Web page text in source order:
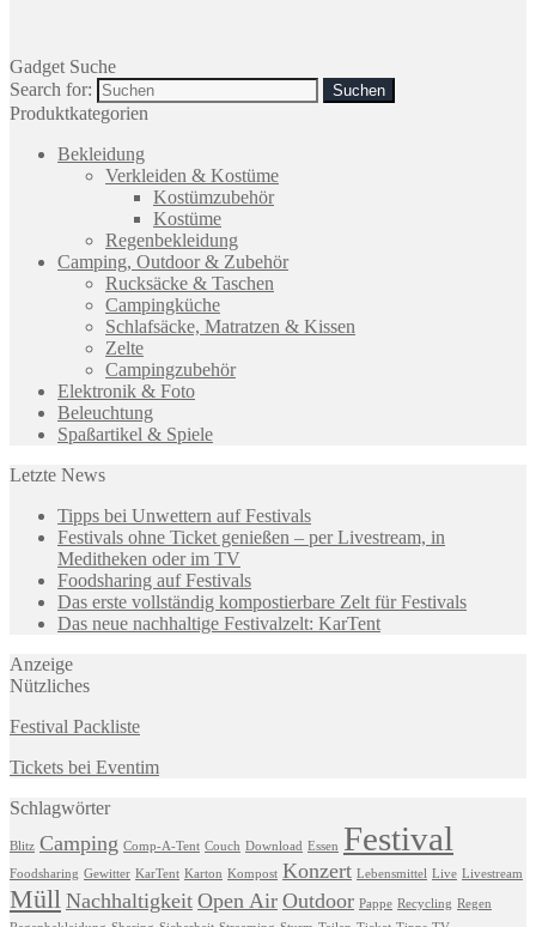
Gadget Suche
Search for:
Produktkategorien
Bekleidung
Verkleiden & Kostüme
Kostümzubehör
Kostüme
Regenbekleidung
Camping, Outdoor & Zubehör
Rucksäcke & Taschen
Campingküche
Schlafsäcke, Matratzen & Kissen
Zelte
Campingzubehör
Elektronik & Foto
Beleuchtung
Spaßartikel & Spiele
Letzte News
Tipps bei Unwettern auf Festivals
Festivals ohne Ticket genießen – per Livestream, in
Meditheken oder im TV
Foodsharing auf Festivals
Das erste vollständig kompostierbare Zelt für Festivals
Das neue nachhaltige Festivalzelt: KarTent
Anzeige
Nützliches
Festival Packliste
Tickets bei Eventim
Schlagwörter
Blitz Camping Comp-A-Tent Couch Download Essen Festival
Foodsharing Gewitter KarTent Karton Kompost Konzert Lebensmittel Live Livestream
Müll Nachhaltigkeit Open Air Outdoor Pappe Recycling Regen